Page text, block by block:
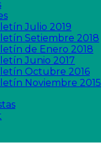
Julio 2019
Setiembre 2018
de Enero 2018
Junio 2017
Octubre 2016
Noviembre 2015